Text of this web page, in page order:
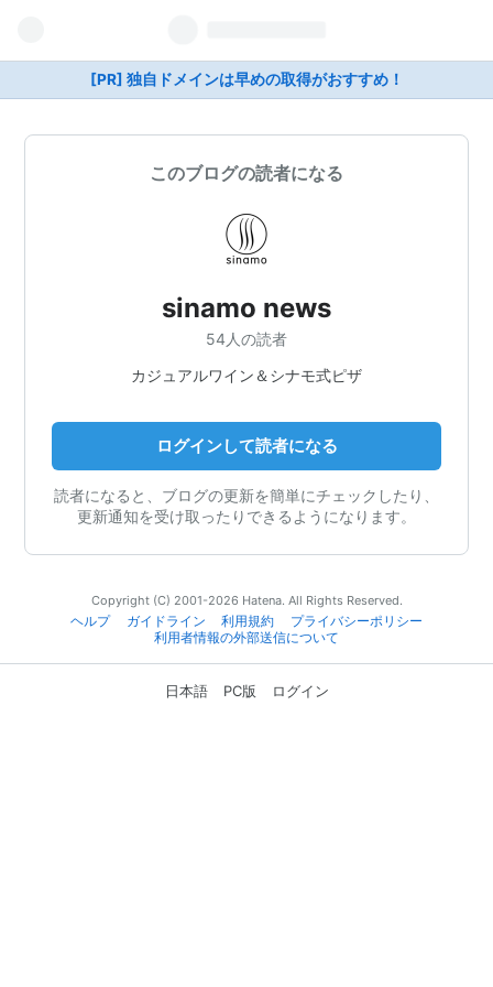
[PR] 独自ドメインは早めの取得がおすすめ！
このブログの読者になる
sinamo news
54人の読者
カジュアルワイン＆シナモ式ピザ
ログインして読者になる
読者になると、ブログの更新を簡単にチェックしたり、
更新通知を受け取ったりできるようになります。
Copyright (C) 2001-2026 Hatena. All Rights Reserved.
ヘルプ
ガイドライン 利用規約
プライバシーポリシー
利用者情報の外部送信について
日本語 PC版 ログイン